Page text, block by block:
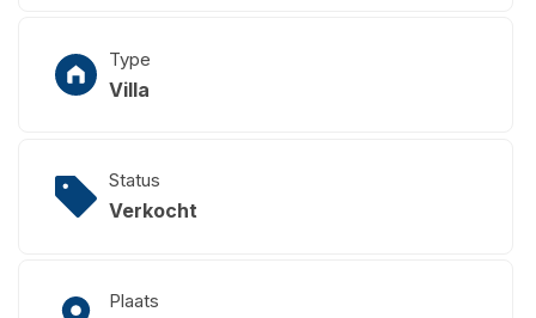
Type
Villa
Status
Verkocht
Plaats